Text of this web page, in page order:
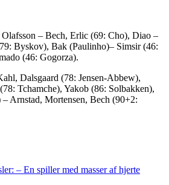
Olafsson – Bech, Erlic (69: Cho), Diao –
Byskov), Bak (Paulinho)– Simsir (46:
(46: Gogorza).
Dalsgaard (78: Jensen-Abbew),
Tchamche), Yakob (86: Solbakken),
Arnstad, Mortensen, Bech (90+2:
– En spiller med masser af hjerte